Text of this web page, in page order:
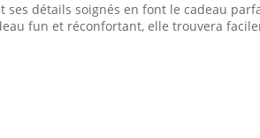
détails soignés en font le cadeau
fun et réconfortant, elle trouvera